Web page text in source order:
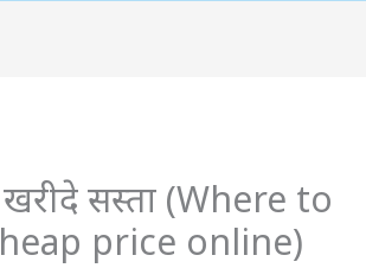
खरीदे सस्ता (Where to
price online)